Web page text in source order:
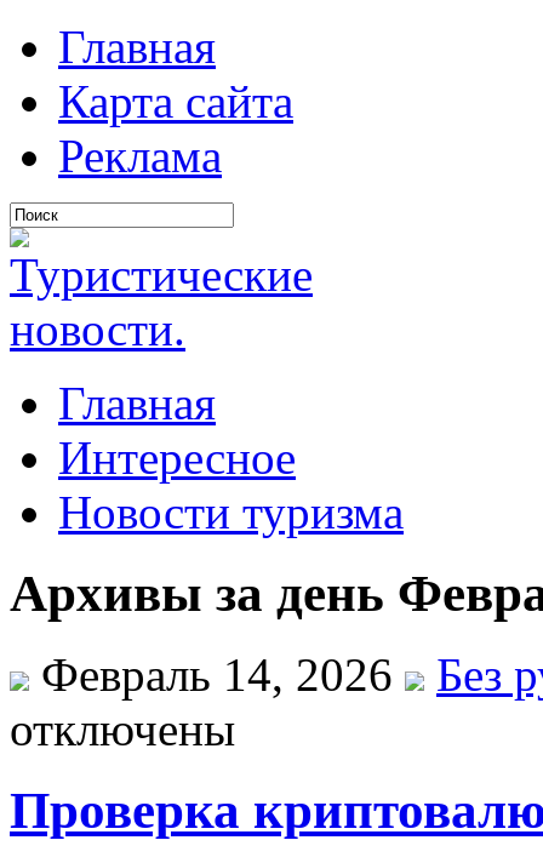
Главная
Карта сайта
Реклама
Главная
Интересное
Новости туризма
Архивы за день
Февраль 14, 2026
Без
отключены
Проверка